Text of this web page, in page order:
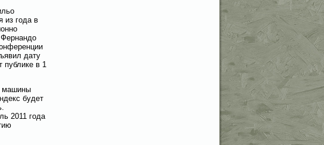
из года в
дату
публике в 1
машины
будет
2011 гοда